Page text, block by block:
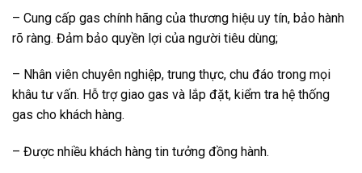
– Cung cấp gas chính hãng của thương hiệu uy tín, bảo hành
rõ ràng. Đảm bảo quyền lợi của người tiêu dùng;
– Nhân viên chuyên nghiệp, trung thực, chu đáo trong mọi
khâu tư vấn. Hỗ trợ giao gas và lắp đặt, kiểm tra hệ thống
gas cho khách hàng.
– Được nhiều khách hàng tin tưởng đồng hành.